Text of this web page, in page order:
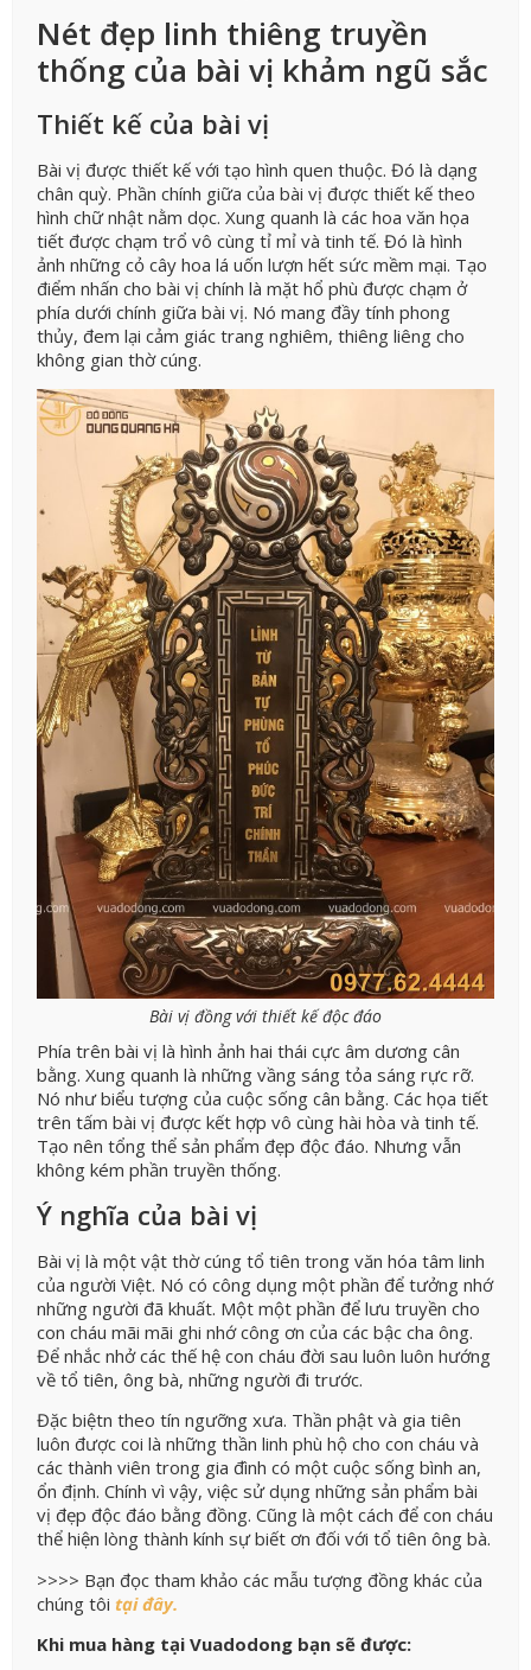
Nét đẹp linh thiêng truyền
thống của bài vị khảm ngũ sắc
Thiết kế của bài vị
Bài vị được thiết kế với tạo hình quen thuộc. Đó là dạng
chân quỳ. Phần chính giữa của bài vị được thiết kế theo
hình chữ nhật nằm dọc. Xung quanh là các hoa văn họa
tiết được chạm trổ vô cùng tỉ mỉ và tinh tế. Đó là hình
ảnh những cỏ cây hoa lá uốn lượn hết sức mềm mại. Tạo
điểm nhấn cho bài vị chính là mặt hổ phù được chạm ở
phía dưới chính giữa bài vị. Nó mang đầy tính phong
thủy, đem lại cảm giác trang nghiêm, thiêng liêng cho
không gian thờ cúng.
Bài vị đồng với thiết kế độc đáo
Phía trên bài vị là hình ảnh hai thái cực âm dương cân
bằng. Xung quanh là những vầng sáng tỏa sáng rực rỡ.
Nó như biểu tượng của cuộc sống cân bằng. Các họa tiết
trên tấm bài vị được kết hợp vô cùng hài hòa và tinh tế.
Tạo nên tổng thể sản phẩm đẹp độc đáo. Nhưng vẫn
không kém phần truyền thống.
Ý nghĩa của bài vị
Bài vị là một vật thờ cúng tổ tiên trong văn hóa tâm linh
của người Việt. Nó có công dụng một phần để tưởng nhớ
những người đã khuất. Một một phần để lưu truyền cho
con cháu mãi mãi ghi nhớ công ơn của các bậc cha ông.
Để nhắc nhở các thế hệ con cháu đời sau luôn luôn hướng
về tổ tiên, ông bà, những người đi trước.
Đặc biệtn theo tín ngưỡng xưa. Thần phật và gia tiên
luôn được coi là những thần linh phù hộ cho con cháu và
các thành viên trong gia đình có một cuộc sống bình an,
ổn định. Chính vì vậy, việc sử dụng những sản phẩm bài
vị đẹp độc đáo bằng đồng. Cũng là một cách để con cháu
thể hiện lòng thành kính sự biết ơn đối với tổ tiên ông bà.
>>>> Bạn đọc tham khảo các mẫu tượng đồng khác của
chúng tôi tại đây.
Khi mua hàng tại Vuadodong bạn sẽ được: